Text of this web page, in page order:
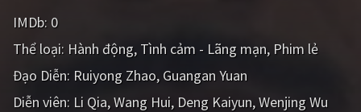
Hàn Quốc
Ấn Độ Việt Nam
Tổng hợp
IMDb: 0
Thể loại: Hành động Tình cảm - Lãng mạn Phim lẻ
Đạo Diễn: Ruiyong Zhao Guangan Yuan
Diễn viên: Li Qia Wang Hui Deng Kaiyun Wenjing Wu